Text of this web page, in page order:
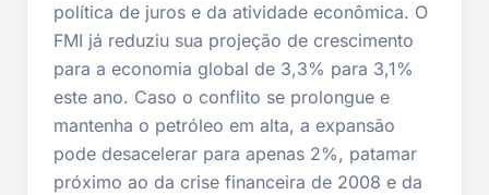
política de juros e da atividade econômica. O
FMI já reduziu sua projeção de crescimento
para a economia global de 3,3% para 3,1%
este ano. Caso o conflito se prolongue e
mantenha o petróleo em alta, a expansão
pode desacelerar para apenas 2%, patamar
próximo ao da crise financeira de 2008 e da